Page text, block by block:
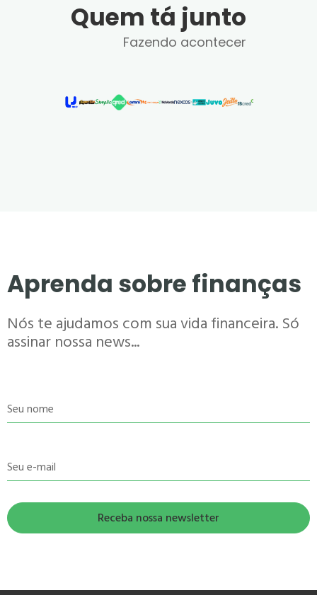
Quem tá junto
Fazendo acontecer
Aprenda sobre finanças
Nós te ajudamos com sua vida financeira. Só
assinar nossa news...
Seu nome
Seu e-mail